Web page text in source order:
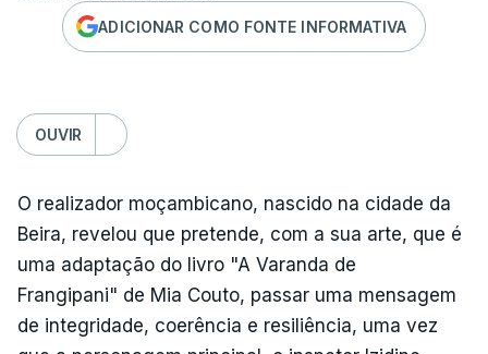
ADICIONAR COMO FONTE INFORMATIVA
OUVIR
O realizador moçambicano, nascido na cidade da
Beira, revelou que pretende, com a sua arte, que é
uma adaptação do livro "A Varanda de
Frangipani" de Mia Couto, passar uma mensagem
de integridade, coerência e resiliência, uma vez